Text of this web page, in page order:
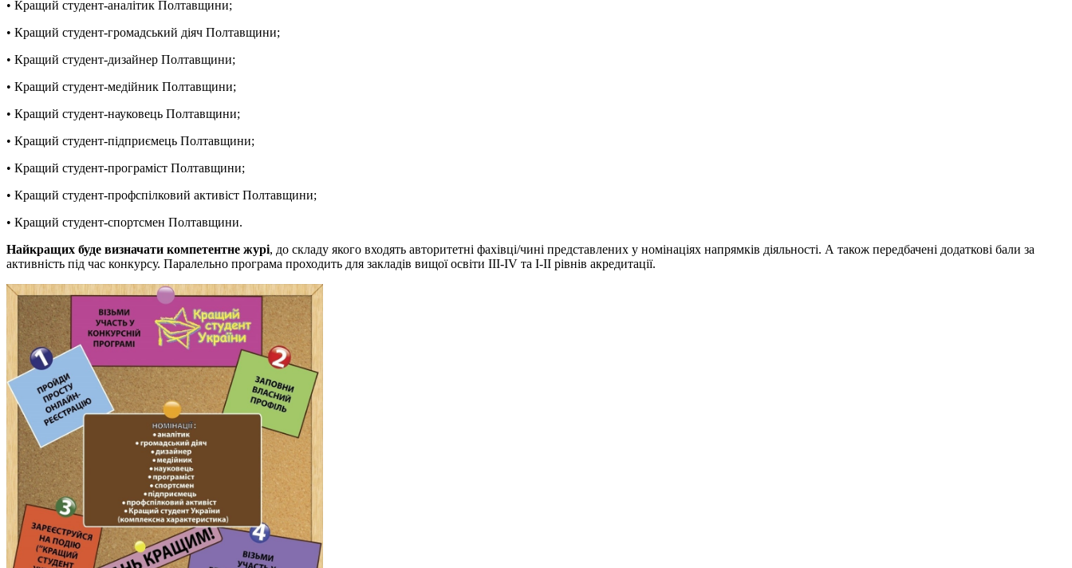
• Кращий студент-аналітик Полтавщини;
• Кращий студент-громадський діяч Полтавщини;
• Кращий студент-дизайнер Полтавщини;
• Кращий студент-медійник Полтавщини;
• Кращий студент-науковець Полтавщини;
• Кращий студент-підприємець Полтавщини;
• Кращий студент-програміст Полтавщини;
• Кращий студент-профспілковий активіст Полтавщини;
• Кращий студент-спортсмен Полтавщини.
Найкращих буде визначати компетентне журі, до складу якого входять авторитетні фахівці/чині представлених у номінаціях напрямків діяльності. А також передбачені додаткові бали за
активність під час конкурсу. Паралельно програма проходить для закладів вищої освіти III-IV та I-II рівнів акредитації.